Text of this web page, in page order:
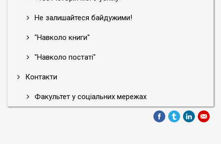
Не залишайтеся байдужими!
"Навколо книги"
"Навколо постаті"
Контакти
Факультет у соціальних мережах